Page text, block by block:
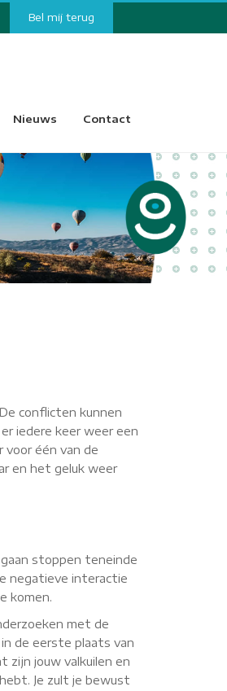
Bel mij terug
Nieuws Contact
conflicten kunnen
iedere keer weer een
één van de
en het geluk weer
stoppen teneinde
negatieve interactie
komen.
met de
de eerste plaats van
zijn jouw valkuilen en
Je zult je bewust